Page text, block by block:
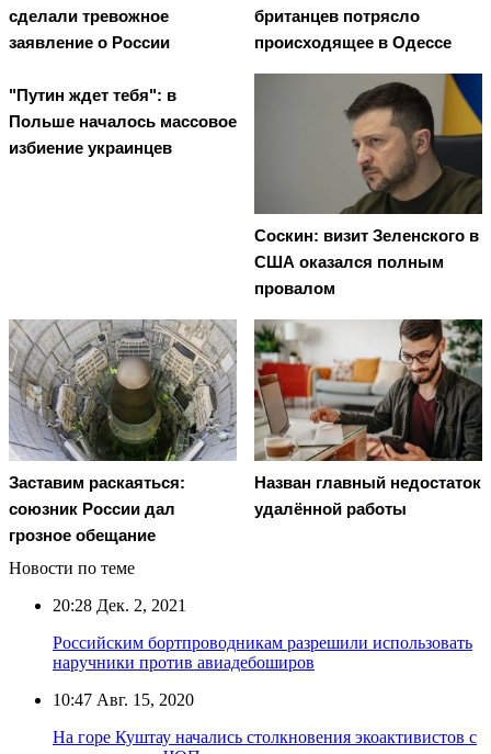
сделали тревожное
заявление о России
британцев потрясло
происходящее в Одессе
"Путин ждет тебя": в
Польше началось массовое
избиение украинцев
Соскин: визит Зеленского в
США оказался полным
провалом
Заставим раскаяться:
союзник России дал
грозное обещание
Назван главный недостаток
удалённой работы
Новости по теме
20:28 Дек. 2, 2021
Российским бортпроводникам разрешили использовать
наручники против авиадебоширов
10:47 Авг. 15, 2020
На горе Куштау начались столкновения экоактивистов с